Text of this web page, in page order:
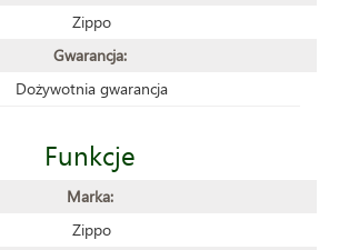
Zippo
Gwarancja:
Dożywotnia gwarancja
Funkcje
Marka:
Zippo